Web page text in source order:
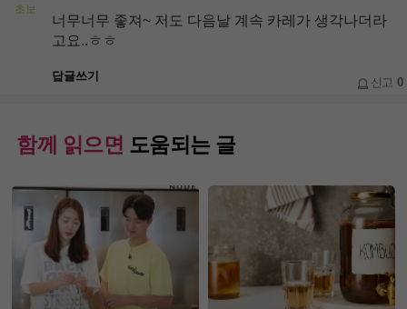
초보
너무너무 좋져~ 저도 다음날 계속 카레가 생각나더라
고요..ㅎㅎ
답글쓰기 신고 0
함께 읽으면 도움되는 글